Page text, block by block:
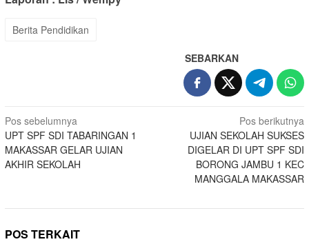
Berita Pendidikan
SEBARKAN
Navigasi
pos
Pos sebelumnya
UPT SPF SDI TABARINGAN 1
MAKASSAR GELAR UJIAN
AKHIR SEKOLAH
Pos berikutnya
UJIAN SEKOLAH SUKSES
DIGELAR DI UPT SPF SDI
BORONG JAMBU 1 KEC
MANGGALA MAKASSAR
POS TERKAIT